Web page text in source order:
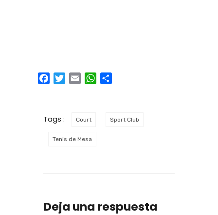
FacebookTwitter
Email WhatsApp
Tags : Court Sport Club
Tenis de Mesa
Deja una respuesta